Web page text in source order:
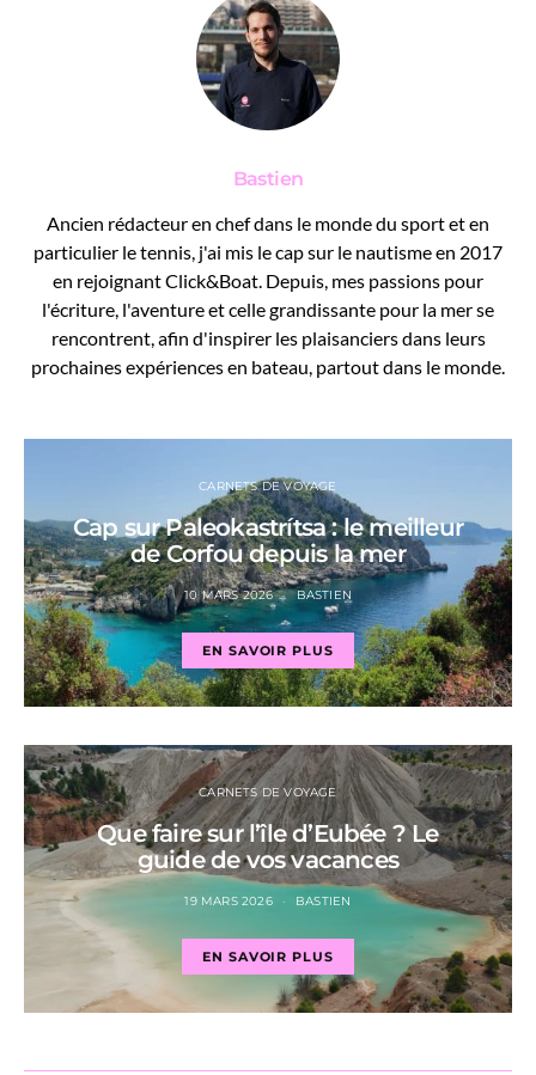
Bastien
Ancien rédacteur en chef dans le monde du sport et en
particulier le tennis, j'ai mis le cap sur le nautisme en 2017
en rejoignant Click&Boat. Depuis, mes passions pour
l'écriture, l'aventure et celle grandissante pour la mer se
rencontrent, afin d'inspirer les plaisanciers dans leurs
prochaines expériences en bateau, partout dans le monde.
CARNETS DE VOYAGE
Cap sur Paleokastrítsa : le meilleur
de Corfou depuis la mer
10 MARS 2026 BASTIEN
EN SAVOIR PLUS
CARNETS DE VOYAGE
Que faire sur l’île d’Eubée ? Le
guide de vos vacances
19 MARS 2026 BASTIEN
EN SAVOIR PLUS